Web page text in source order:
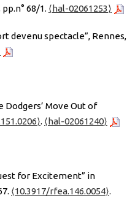
pp.n° 68/1. ⟨hal-02061253⟩
devenu spectacle”, Rennes,
Dodgers’ Move Out of
. ⟨hal-02061240⟩
for Excitement” in
⟨10.3917/rfea.146.0054⟩.